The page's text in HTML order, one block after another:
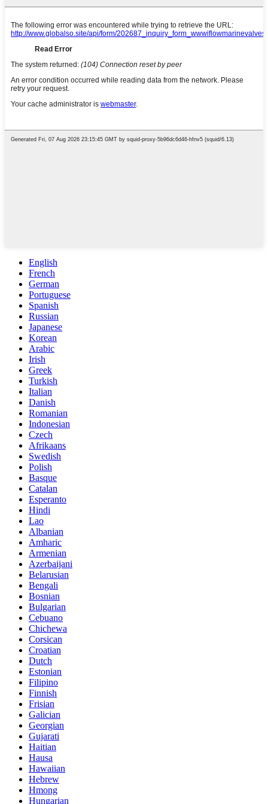
English
French
German
Portuguese
Spanish
Russian
Japanese
Korean
Arabic
Irish
Greek
Turkish
Italian
Danish
Romanian
Indonesian
Czech
Afrikaans
Swedish
Polish
Basque
Catalan
Esperanto
Hindi
Lao
Albanian
Amharic
Armenian
Azerbaijani
Belarusian
Bengali
Bosnian
Bulgarian
Cebuano
Chichewa
Corsican
Croatian
Dutch
Estonian
Filipino
Finnish
Frisian
Galician
Georgian
Gujarati
Haitian
Hausa
Hawaiian
Hebrew
Hmong
Hungarian